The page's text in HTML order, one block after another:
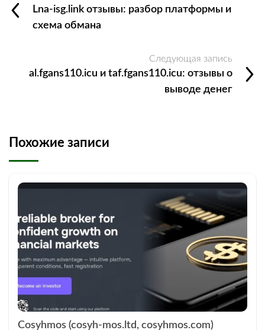
Lna-isg.link отзывы: разбор платформы и
схема обмана
Следующая запись
al.fgans110.icu и taf.fgans110.icu: отзывы о
выводе денег
Похожие записи
Cosyhmos (cosyh-mos.ltd, cosyhmos.com)